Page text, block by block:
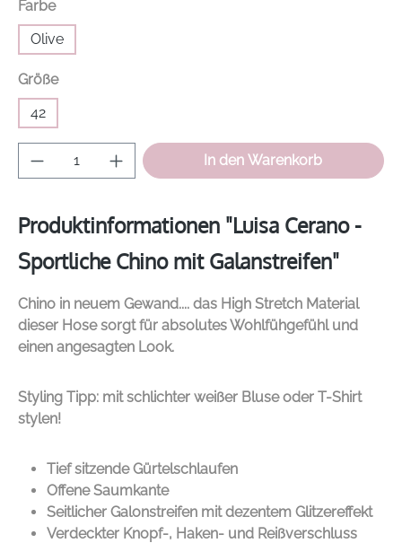
Farbeauswählen
Olive
Größeauswählen
42
Produkt Anzahl: Gib den gewünschten
In den Warenkorb
Produktinformationen "Luisa Cerano -
Sportliche Chino mit Galanstreifen"
Chino in neuem Gewand.... das High Stretch Material
dieser Hose sorgt für absolutes Wohlfühgefühl und
einen angesagten Look.
Styling Tipp: mit schlichter weißer Bluse oder T-Shirt
stylen!
Tief sitzende Gürtelschlaufen
Offene Saumkante
Seitlicher Galonstreifen mit dezentem Glitzereffekt
Verdeckter Knopf-, Haken- und Reißverschluss